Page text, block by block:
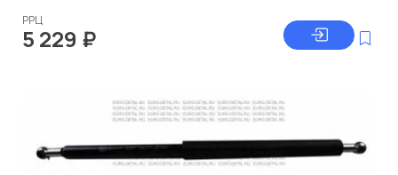
РРЦ
5 229 ₽